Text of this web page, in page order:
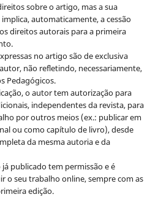
sobre o artigo, mas a sua
automaticamente, a cessão
direitos autorais para a primeira
no artigo são de exclusiva
não refletindo, necessariamente,
Pedagógicos.
o autor tem autorização para
independentes da revista, para
por outros meios (ex.: publicar em
ou como capítulo de livro), desde
da mesma autoria e da
publicado tem permissão e é
o seu trabalho online, sempre com as
edição.